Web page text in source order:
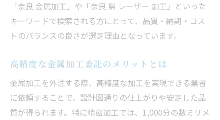
「奈良 金属加工」や「奈良 県 レーザー 加工」といった
キーワードで検索される方にとって、品質・納期・コス
トのバランスの良さが選定理由となっています。
高精度な金属加工委託のメリットとは
金属加工を外注する際、高精度な加工を実現できる業者
に依頼することで、設計図通りの仕上がりや安定した品
質が得られます。特に精密加工では、1,000分の数ミリメ